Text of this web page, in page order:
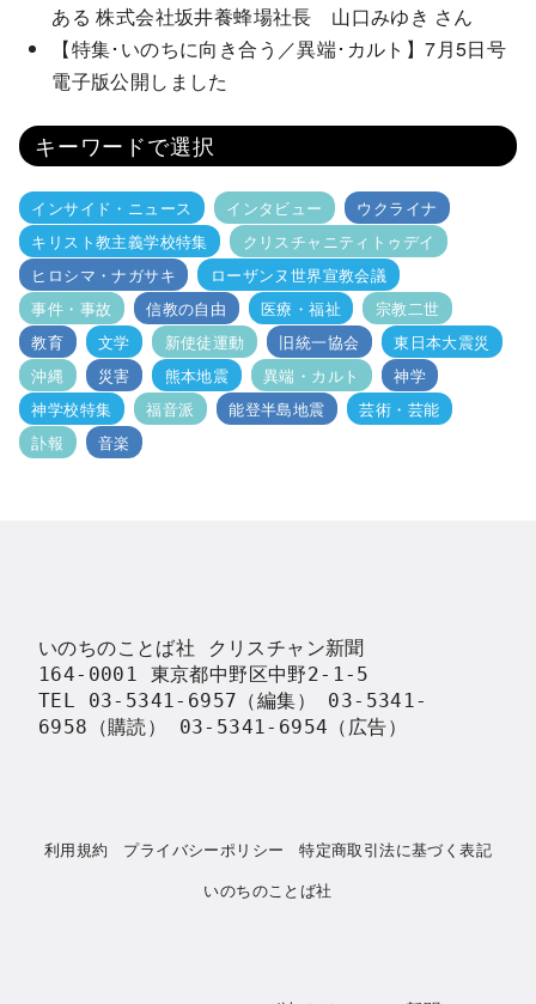
ある 株式会社坂井養蜂場社長 山口みゆき さん
【特集･いのちに向き合う／異端･カルト】7月5日号
電子版公開しました
キーワードで選択
インサイド・ニュース インタビュー
ウクライナ
キリスト教主義学校特集
クリスチャニティトゥデイ
ヒロシマ・ナガサキ
ローザンヌ世界宣教会議
事件・事故
信教の自由 医療・福祉
宗教二世
教育
文学 新使徒運動 旧統一協会
東日本大震災
沖縄
災害 熊本地震 異端・カルト
神学
神学校特集
福音派 能登半島地震
芸術・芸能
訃報
音楽
いのちのことば社 クリスチャン新聞
164-0001 東京都中野区中野2-1-5
TEL 03-5341-6957（編集） 03-5341-
6958（購読） 03-5341-6954（広告）
利用規約 プライバシーポリシー
特定商取引法に基づく表記
いのちのことば社